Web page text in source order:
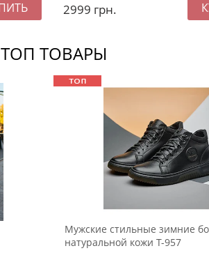
2999 грн.
ТОП ТОВАРЫ
Мужские стильные зимние
натуральной кожи Т-957